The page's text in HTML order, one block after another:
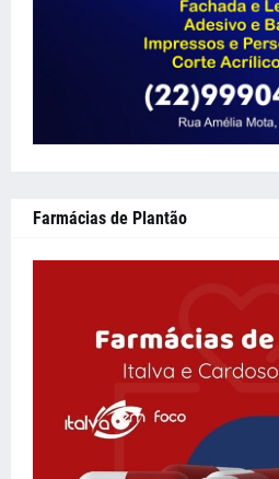
Farmácias de Plantão